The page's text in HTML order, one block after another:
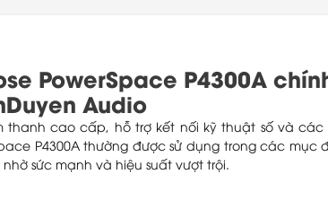
PowerSpace P4300A
Audio
thanh cao cấp, hỗ trợ kết nối kỹ thuật số và
P4300A thường được sử dụng trong các mục
sức mạnh và hiệu suất vượt trội.